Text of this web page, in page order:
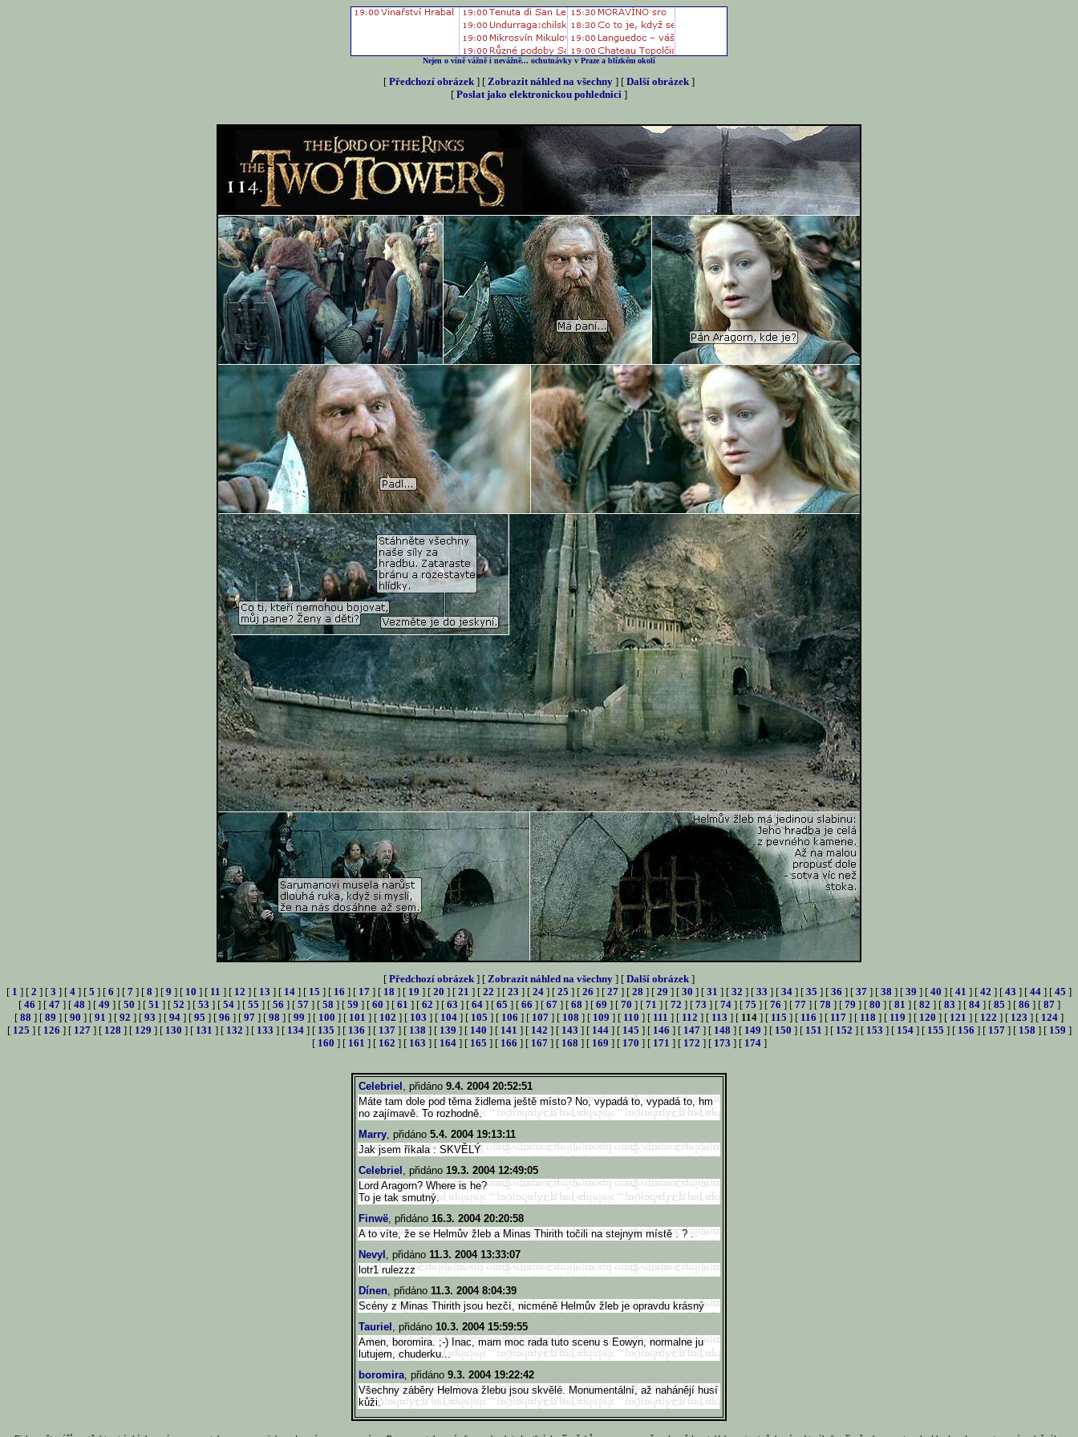
Nejen o víně vážně i nevážně... ochutnávky v Praze a blízkém okolí
[ Předchozí obrázek ] [ Zobrazit náhled na všechny ] [ Další obrázek ]
[ Poslat jako elektronickou pohlednici ]
[ Předchozí obrázek ] [ Zobrazit náhled na všechny ] [ Další obrázek ]
[ 1 ] [ 2 ] [ 3 ] [ 4 ] [ 5 ] [ 6 ] [ 7 ] [ 8 ] [ 9 ] [ 10 ] [ 11 ] [ 12 ] [ 13 ] [ 14 ] [ 15 ] [ 16 ] [ 17 ] [ 18 ] [ 19 ] [ 20 ] [ 21 ] [ 22 ] [ 23 ] [ 24 ] [ 25 ] [ 26 ] [ 27 ] [ 28 ] [ 29 ] [ 30 ] [ 31 ] [ 32 ] [ 33 ] [ 34 ] [ 35 ] [ 36 ] [ 37 ] [ 38 ] [ 39 ] [ 40 ] [ 41 ] [ 42 ] [ 43 ] [ 44 ] [ 45 ]
[ 46 ] [ 47] [ 48 ] [ 49 ] [ 50 ] [ 51 ] [ 52 ] [ 53 ] [ 54] [ 55 ] [ 56 ] [ 57] [ 58 ] [ 59 ] [ 60 ] [ 61 ] [ 62 ] [ 63 ] [ 64] [ 65 ] [ 66 ] [ 67] [ 68 ] [ 69 ] [ 70 ] [ 71 ] [ 72 ] [ 73 ] [ 74] [ 75 ] [ 76 ] [ 77] [ 78 ] [ 79 ] [ 80 ] [ 81 ] [ 82 ] [ 83 ] [ 84] [ 85 ] [ 86 ] [ 87]
[ 88 ] [ 89 ] [ 90 ] [ 91 ] [ 92 ] [ 93 ] [ 94 ] [ 95 ] [ 96 ] [ 97 ] [ 98 ] [ 99 ] [ 100 ] [ 101 ] [ 102 ] [ 103 ] [ 104 ] [ 105 ] [ 106 ] [ 107 ] [ 108 ] [ 109 ] [ 110 ] [ 111 ] [ 112 ] [ 113 ] [ 114 ] [ 115 ] [ 116 ] [ 117 ] [ 118 ] [ 119 ] [ 120 ] [ 121 ] [ 122 ] [ 123 ] [ 124 ]
[ 125 ] [ 126 ] [ 127] [ 128 ] [ 129 ] [ 130 ] [ 131 ] [ 132 ] [ 133 ] [ 134] [ 135 ] [ 136 ] [ 137] [ 138 ] [ 139 ] [ 140 ] [ 141 ] [ 142 ] [ 143 ] [ 144] [ 145 ] [ 146 ] [ 147] [ 148 ] [ 149 ] [ 150 ] [ 151 ] [ 152 ] [ 153 ] [ 154] [ 155 ] [ 156 ] [ 157] [ 158 ] [ 159 ]
[ 160 ] [ 161 ] [ 162 ] [ 163 ] [ 164] [ 165 ] [ 166 ] [ 167] [ 168 ] [ 169 ] [ 170 ] [ 171 ] [ 172 ] [ 173 ] [ 174]
Celebriel , přidáno 9.4. 2004 20:52:51
Máte tam dole pod těma židlema ještě místo? No, vypadá to, vypadá to, hm
no zajímavě. To rozhodně.
Marry, přidáno 5.4. 2004 19:13:11
Jak jsem říkala : SKVĚLÝ
Celebriel , přidáno 19.3. 2004 12:49:05
Lord Aragorn? Where is he?
To je tak smutný.
Finwë, přidáno 16.3. 2004 20:20:58
A to víte, že se Helmův žleb a Minas Thirith točili na stejnym místě . ? .
Nevyl , přidáno 11.3. 2004 13:33:07
lotr1 rulezzz
Dínen, přidáno 11.3. 2004 8:04:39
Scény z Minas Thirith jsou hezčí, nicméně Helmův žleb je opravdu krásný
Tauriel , přidáno 10.3. 2004 15:59:55
Amen, boromira. ;-) Inac, mam moc rada tuto scenu s Eowyn, normalne ju
lutujem, chuderku...
boromira, přidáno 9.3. 2004 19:22:42
Všechny záběry Helmova žlebu jsou skvělé. Monumentální, až nahánějí husí
kůži.